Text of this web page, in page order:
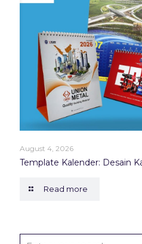
August 4, 2026
Template Kalender: Desain
Read more